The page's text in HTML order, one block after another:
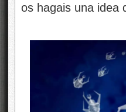
os hagais una idea